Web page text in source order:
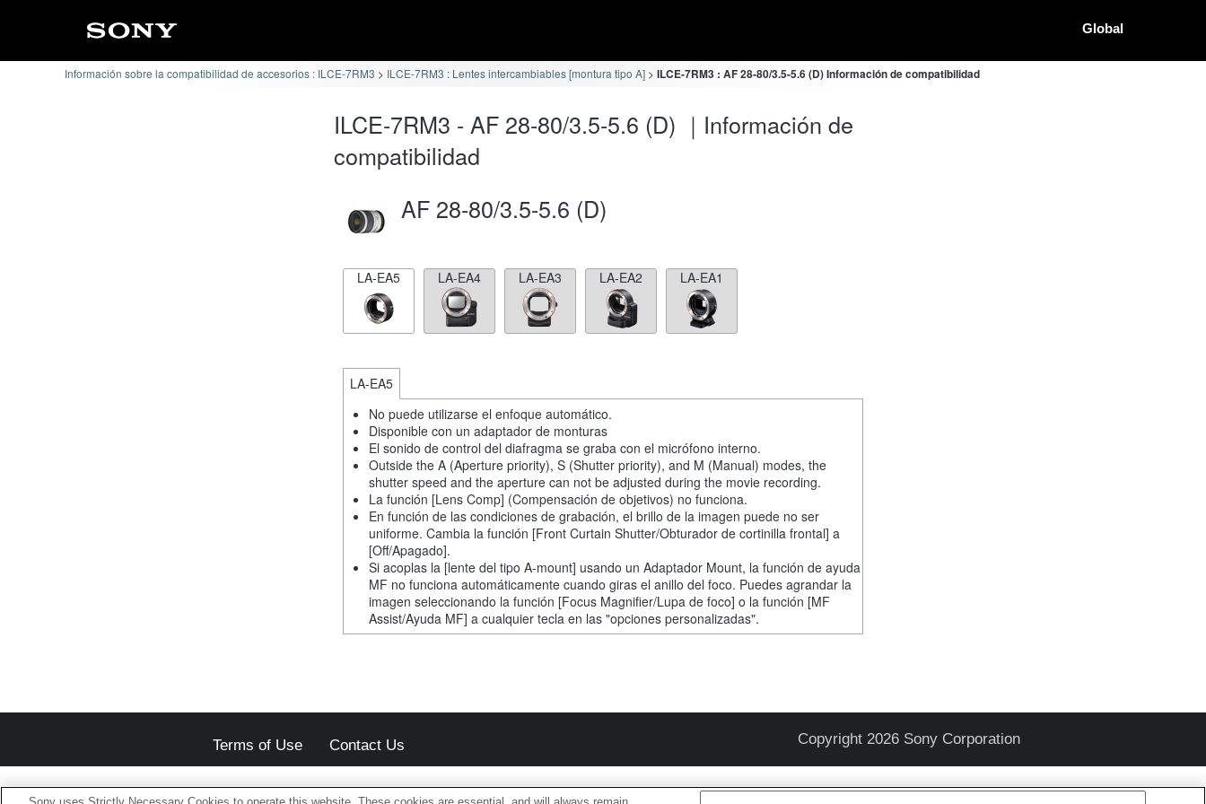
Global
Información sobre la compatibilidad de accesorios : ILCE-7RM3 ILCE-7RM3 : Lentes intercambiables [montura tipo A] ILCE-7RM3 : AF 28-80/3.5-5.6 (D) Información de compatibilidad
ILCE-7RM3 - AF 28-80/3.5-5.6 (D) ｜Información de
compatibilidad
AF 28-80/3.5-5.6 (D)
LA-EA5 LA-EA4 LA-EA3 LA-EA2 LA-EA1
LA-EA5
No puede utilizarse el enfoque automático.
Disponible con un adaptador de monturas
El sonido de control del diafragma se graba con el micrófono interno.
Outside the A (Aperture priority), S (Shutter priority), and M (Manual) modes, the
shutter speed and the aperture can not be adjusted during the movie recording.
La función [Lens Comp] (Compensación de objetivos) no funciona.
En función de las condiciones de grabación, el brillo de la imagen puede no ser
uniforme. Cambia la función [Front Curtain Shutter/Obturador de cortinilla frontal] a
[Off/Apagado].
Si acoplas la [lente del tipo A-mount] usando un Adaptador Mount, la función de ayuda
MF no funciona automáticamente cuando giras el anillo del foco. Puedes agrandar la
imagen seleccionando la función [Focus Magnifier/Lupa de foco] o la función [MF
Assist/Ayuda MF] a cualquier tecla en las "opciones personalizadas".
Terms of Use Contact Us Copyright 2026 Sony Corporation